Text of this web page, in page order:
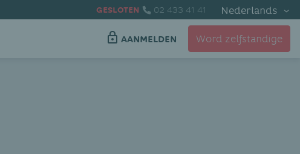
GESLOTEN 02 433 41 41 Nederlands
Word zelfstandige
AANMELDEN